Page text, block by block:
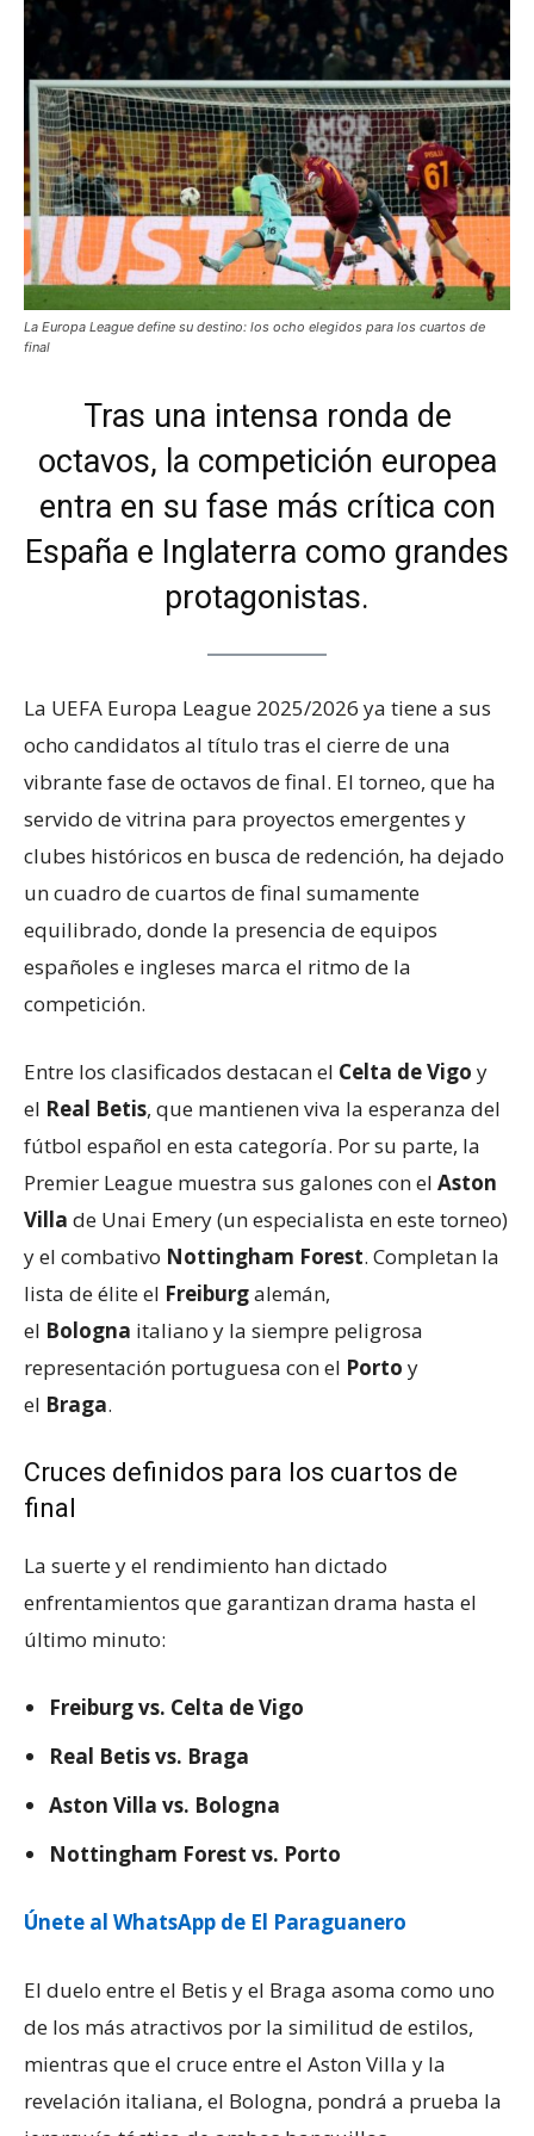
La Europa League define su destino: los ocho elegidos para los cuartos de
final
Tras una intensa ronda de
octavos, la competición europea
entra en su fase más crítica con
España e Inglaterra como grandes
protagonistas.
La UEFA Europa League 2025/2026 ya tiene a sus
ocho candidatos al título tras el cierre de una
vibrante fase de octavos de final. El torneo, que ha
servido de vitrina para proyectos emergentes y
clubes históricos en busca de redención, ha dejado
un cuadro de cuartos de final sumamente
equilibrado, donde la presencia de equipos
españoles e ingleses marca el ritmo de la
competición.
Entre los clasificados destacan el Celta de Vigo y
el Real Betis, que mantienen viva la esperanza del
fútbol español en esta categoría. Por su parte, la
Premier League muestra sus galones con el Aston
Villa de Unai Emery (un especialista en este torneo)
y el combativo Nottingham Forest. Completan la
lista de élite el Freiburgalemán,
el Bologna italiano y la siempre peligrosa
representación portuguesa con el Porto y
el Braga.
Cruces definidos para los cuartos de
final
La suerte y el rendimiento han dictado
enfrentamientos que garantizan drama hasta el
último minuto:
Freiburg vs. Celta de Vigo
Real Betis vs. Braga
Aston Villa vs. Bologna
Nottingham Forest vs. Porto
Únete al WhatsApp de El Paraguanero
El duelo entre el Betis y el Braga asoma como uno
de los más atractivos por la similitud de estilos,
mientras que el cruce entre el Aston Villa y la
revelación italiana, el Bologna, pondrá a prueba la